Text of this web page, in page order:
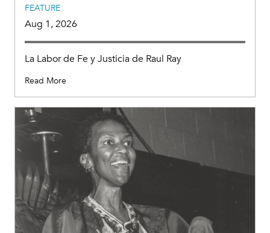
FEATURE
Aug 1, 2026
La Labor de Fe y Justicia de Raul Ray
Read More